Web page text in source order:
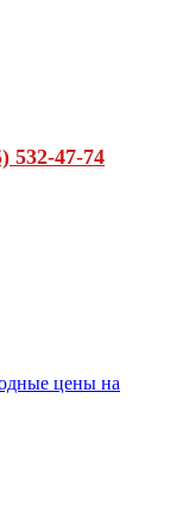
532-47-74
цены на